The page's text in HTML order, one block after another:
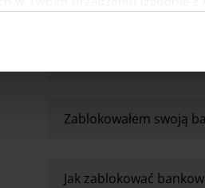
w tym o
Zablokowałem swoją
Jak zablokować